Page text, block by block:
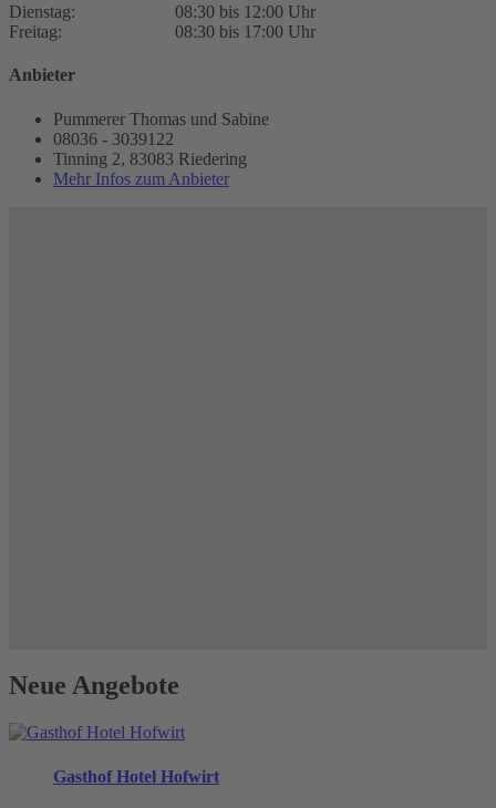
Dienstag:
08:30 bis 12:00 Uhr
Freitag:
08:30 bis 17:00 Uhr
Anbieter
Pummerer Thomas und Sabine
08036 - 3039122
Tinning 2, 83083 Riedering
Mehr Infos zum Anbieter
Neue Angebote
Gasthof Hotel Hofwirt